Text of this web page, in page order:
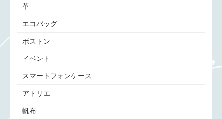
革
エコバッグ
ボストン
イベント
スマートフォンケース
アトリエ
帆布